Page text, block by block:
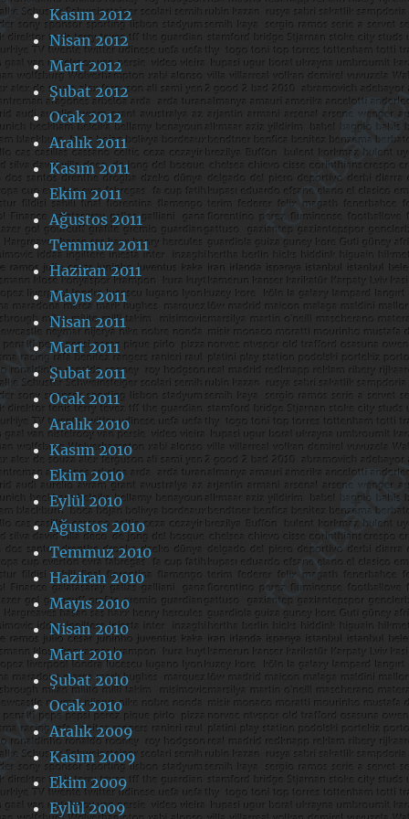
Kasım 2012
Nisan 2012
Mart 2012
Şubat 2012
Ocak 2012
Aralık 2011
Kasım 2011
Ekim 2011
Ağustos 2011
Temmuz 2011
Haziran 2011
Mayıs 2011
Nisan 2011
Mart 2011
Şubat 2011
Ocak 2011
Aralık 2010
Kasım 2010
Ekim 2010
Eylül 2010
Ağustos 2010
Temmuz 2010
Haziran 2010
Mayıs 2010
Nisan 2010
Mart 2010
Şubat 2010
Ocak 2010
Aralık 2009
Kasım 2009
Ekim 2009
Eylül 2009